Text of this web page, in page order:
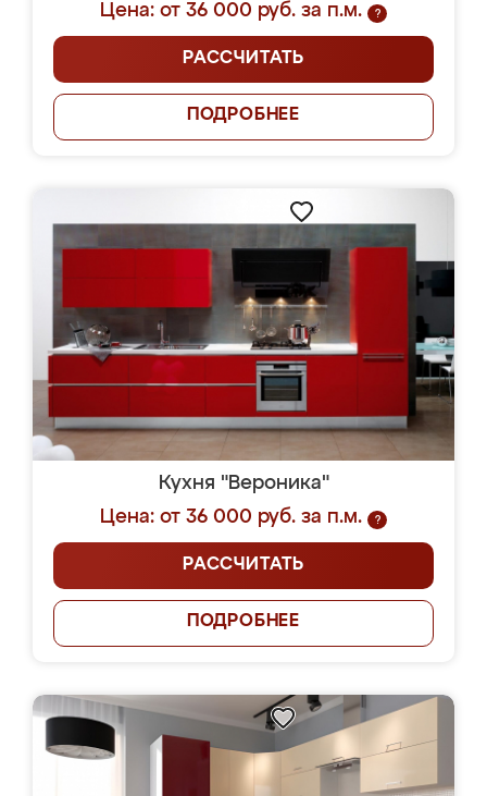
Цена: от 36 000 руб. за п.м.
?
РАССЧИТАТЬ
ПОДРОБНЕЕ
Кухня "Вероника"
Цена: от 36 000 руб. за п.м.
?
РАССЧИТАТЬ
ПОДРОБНЕЕ